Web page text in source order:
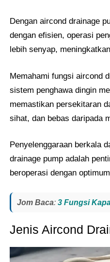
Dengan aircond drainage
dengan efisien, operasi
lebih senyap,
Memahami fungsi aircond
sistem penghawa dingin
memastikan persekitaran
sihat, dan bebas daripada
Penyelenggaraan berkala
drainage pump adalah
beroperasi dengan
Jom Baca: 3 Fungsi
Jenis Aircond